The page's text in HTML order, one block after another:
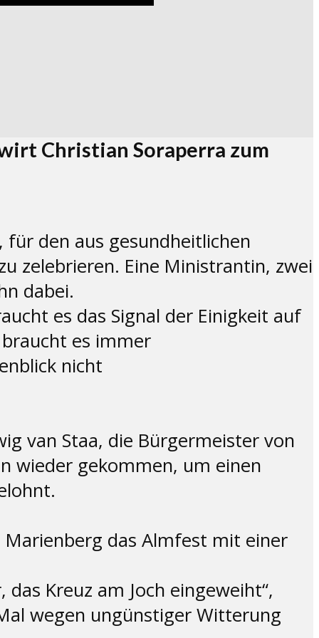
Christian Soraperra zum
den aus gesundheitlichen
zelebrieren. Eine Ministrantin, zwei
dabei.
es das Signal der Einigkeit auf
es immer
nicht
van Staa, die Bürgermeister von
wieder gekommen, um einen
das Almfest mit einer
Kreuz am Joch eingeweiht“,
wegen ungünstiger Witterung